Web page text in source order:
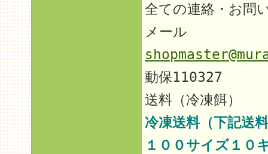
全ての連絡・お問
メール
動保110327
送料（冷凍餌）
冷凍送料（下記送
１００サイズ１０